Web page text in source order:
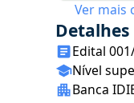
Ver mais
Detalhes
Edital
Nível
Banca